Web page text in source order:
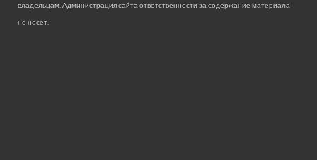
владельцам. Администрация сайта ответственности за содержание материала
не несет.